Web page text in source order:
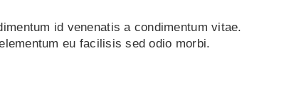
id venenatis a condimentum vitae.
eu facilisis sed odio morbi.